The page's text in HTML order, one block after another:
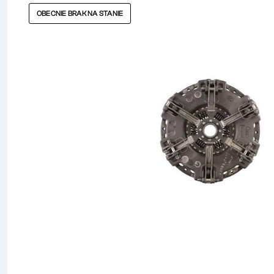
OBECNIE BRAK NA STANIE